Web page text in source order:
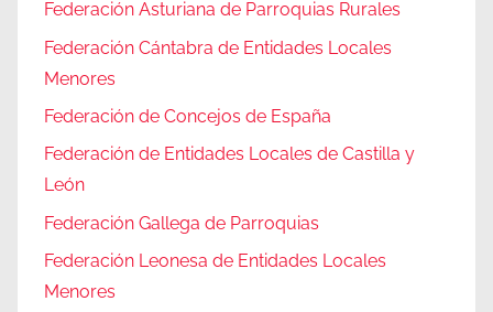
Federación Asturiana de Parroquias Rurales
Federación Cántabra de Entidades Locales
Menores
Federación de Concejos de España
Federación de Entidades Locales de Castilla y
León
Federación Gallega de Parroquias
Federación Leonesa de Entidades Locales
Menores